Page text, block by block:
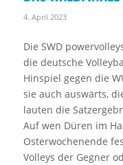
4. April 2023
Die SWD
die deutsche
Hinspiel gegen die
sie auch auswärts,
lauten die
Auf wen Düren im
Osterwochenende
Volleys der Gegner